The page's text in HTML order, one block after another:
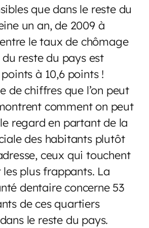
que dans le reste du
un an, de 2009 à
le taux de chômage
reste du pays est
à 10,6 points !
de chiffres que l’on peut
comment on peut
regard en partant de la
des habitants plutôt
ceux qui touchent
plus frappants. La
dentaire concerne 53
de ces quartiers
le reste du pays.